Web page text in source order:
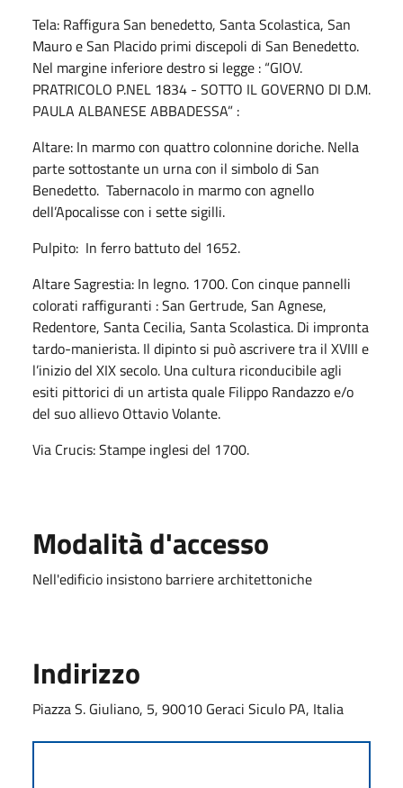
Tela: Raffigura San benedetto, Santa Scolastica, San
Mauro e San Placido primi discepoli di San Benedetto.
Nel margine inferiore destro si legge : “GIOV.
PRATRICOLO P.NEL 1834 - SOTTO IL GOVERNO DI D.M.
PAULA ALBANESE ABBADESSA” :
Altare: In marmo con quattro colonnine doriche. Nella
parte sottostante un urna con il simbolo di San
Benedetto. Tabernacolo in marmo con agnello
dell’Apocalisse con i sette sigilli.
Pulpito: In ferro battuto del 1652.
Altare Sagrestia: In legno. 1700. Con cinque pannelli
colorati raffiguranti : San Gertrude, San Agnese,
Redentore, Santa Cecilia, Santa Scolastica. Di impronta
tardo-manierista. Il dipinto si può ascrivere tra il XVIII e
l’inizio del XIX secolo. Una cultura riconducibile agli
esiti pittorici di un artista quale Filippo Randazzo e/o
del suo allievo Ottavio Volante.
Via Crucis: Stampe inglesi del 1700.
Modalità d'accesso
Nell'edificio insistono barriere architettoniche
Indirizzo
Piazza S. Giuliano, 5, 90010 Geraci Siculo PA, Italia